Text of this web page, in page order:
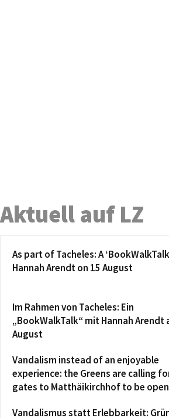
Aktuell auf LZ
As part of Tacheles: A
Hannah Arendt on 15 August
Im Rahmen von Tacheles: Ein
„BookWalkTalk“ mit Hannah Arendt
August
Vandalism instead of an enjoyable
experience: the Greens are calling
gates to Matthäikirchhof to be
Vandalismus statt Erlebbarkeit: